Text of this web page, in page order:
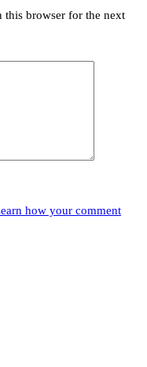
this browser for the next
how your comment